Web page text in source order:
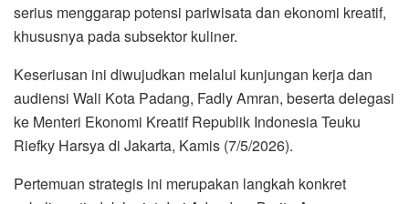
serius menggarap potensi pariwisata dan ekonomi kreatif,
khususnya pada subsektor kuliner.
Keseriusan ini diwujudkan melalui kunjungan kerja dan
audiensi Wali Kota Padang, Fadly Amran, beserta delegasi
ke Menteri Ekonomi Kreatif Republik Indonesia Teuku
Riefky Harsya di Jakarta, Kamis (7/5/2026).
Pertemuan strategis ini merupakan langkah konkret